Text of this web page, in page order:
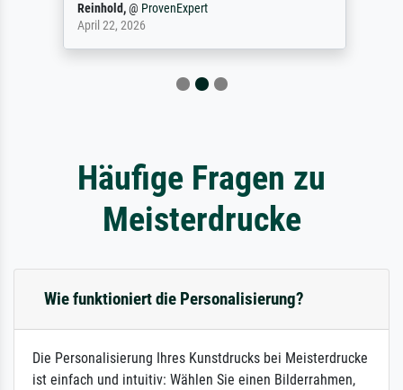
Reinhold,@ ProvenExpert
April 22, 2026
Häufige Fragen zu
Meisterdrucke
Wie funktioniert die Personalisierung?
Die Personalisierung Ihres Kunstdrucks bei Meisterdrucke
ist einfach und intuitiv: Wählen Sie einen Bilderrahmen,